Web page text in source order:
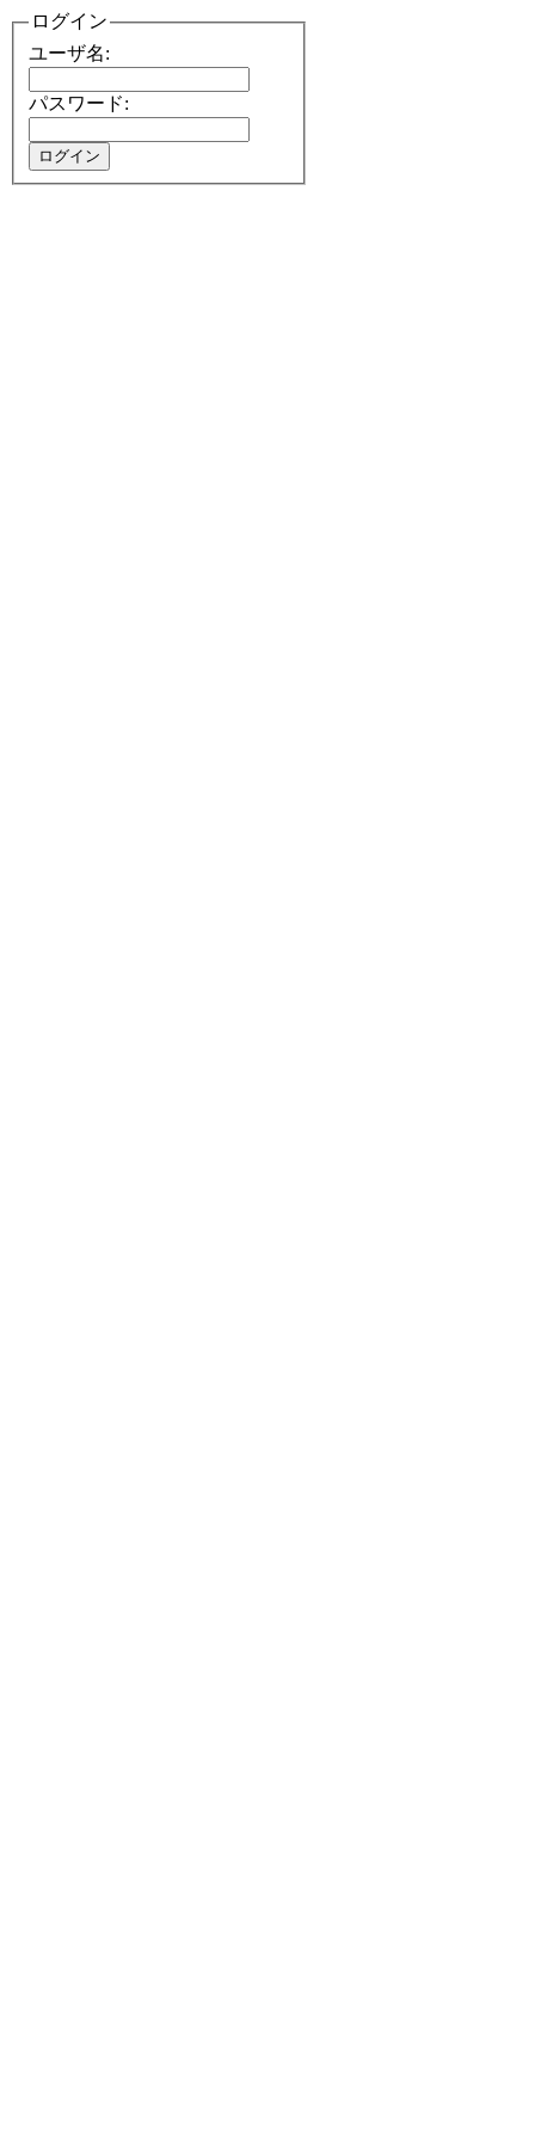
ログイン
ユーザ名:
パスワード: